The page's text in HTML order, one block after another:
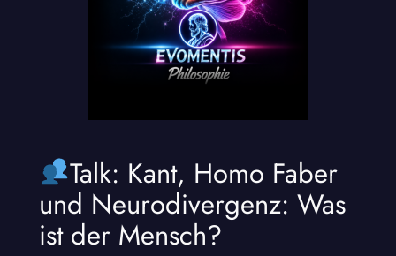
Talk: Kant, Homo Faber
und Neurodivergenz: Was
ist der Mensch?